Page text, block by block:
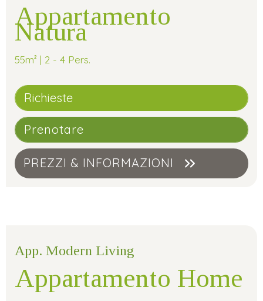
Appartamento
Natura
55m² | 2 - 4 Pers.
Richieste
Prenotare
PREZZI & INFORMAZIONI
App. Modern Living
Appartamento Home